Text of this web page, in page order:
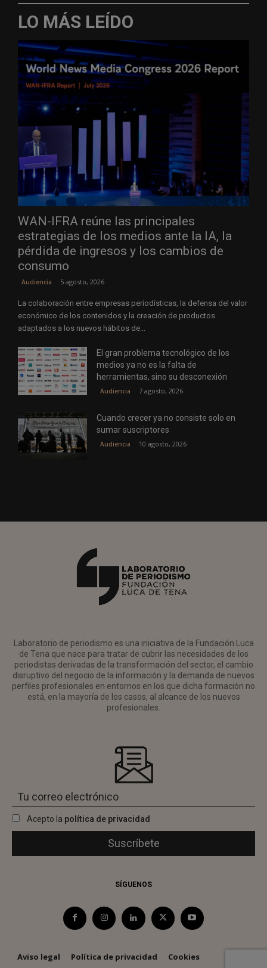
LO MÁS LEÍDO
WAN-IFRA reúne las principales
estrategias de los medios ante la IA, la
pérdida de ingresos y los cambios de
consumo
Audiencia 5 agosto, 2026
La colaboración entre empresas periodísticas, la defensa del valor
económico de los contenidos y la creación de productos
adaptados a los nuevos hábitos de...
El gran problema tecnológico de los
medios ya no es la falta de
herramientas, sino su desconexión
Audiencia 7 agosto, 2026
Cuando crecer ya no consiste solo en
sumar suscriptores
Audiencia 10 agosto, 2026
Laboratorio de periodismo es una iniciativa de la Fundación Luca
de Tena que nace para tratar de cubrir las necesidades de los
periodistas derivadas de la transformación del sector, el cambio
disruptivo del negocio de la información y la demanda de nuevos
perfiles profesionales en entornos en los que dicha formación no
está, en la mayoría de los casos, al alcance de los nuevos
profesionales.
Acepto la política de privacidad
SÍGUENOS
Aviso legal Política de privacidad Cookies